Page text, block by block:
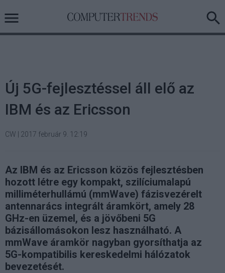
Új 5G-fejlesztéssel áll elő az
IBM és az Ericsson
CW 2017 február 9. 12:19
Az IBM és az Ericsson közös fejlesztésben
hozott létre egy kompakt, szilíciumalapú
milliméterhullámú (mmWave) fázisvezérelt
antennarács integrált áramkört, amely 28
GHz-en üzemel, és a jövőbeni 5G
bázisállomásokon lesz használható. A
mmWave áramkör nagyban gyorsíthatja az
5G-kompatibilis kereskedelmi hálózatok
bevezetését.